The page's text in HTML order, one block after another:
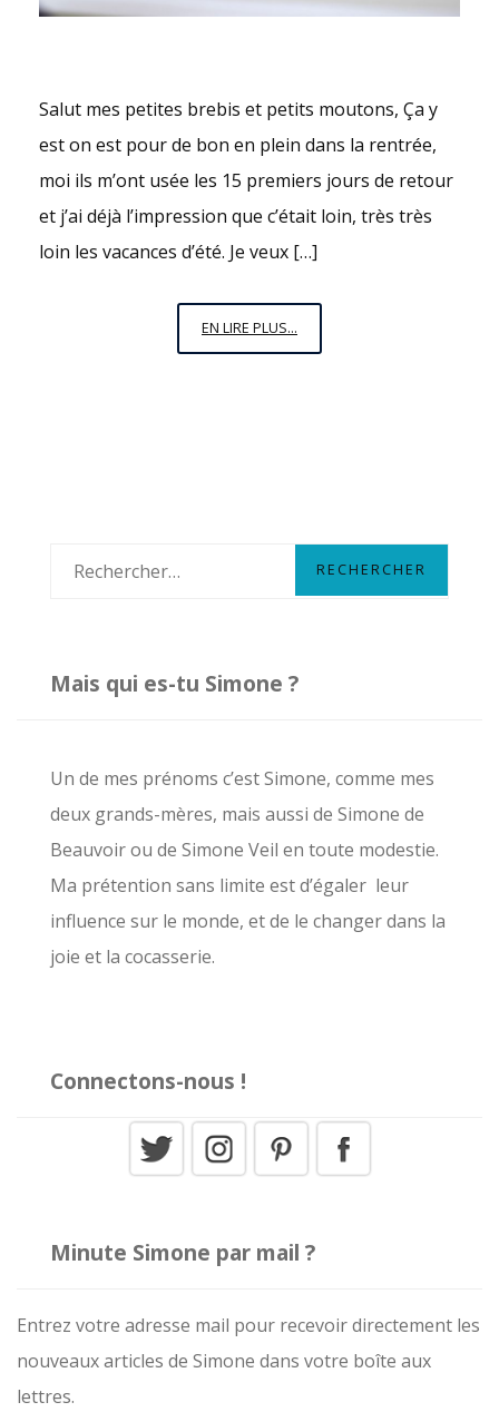
Salut mes petites brebis et petits moutons, Ça y
est on est pour de bon en plein dans la rentrée,
moi ils m’ont usée les 15 premiers jours de retour
et j’ai déjà l’impression que c’était loin, très très
loin les vacances d’été. Je veux […]
EN LIRE PLUS...
LA
c
h
e
r
:
Mais qui es-tu Simone ?
Un de mes prénoms c’est Simone, comme mes
deux grands-mères, mais aussi de Simone de
Beauvoir ou de Simone Veil en toute modestie.
Ma prétention sans limite est d’égaler leur
influence sur le monde, et de le changer dans la
joie et la cocasserie.
Connectons-nous !
Minute Simone par mail ?
Entrez votre adresse mail pour recevoir directement les
nouveaux articles de Simone dans votre boîte aux
lettres.